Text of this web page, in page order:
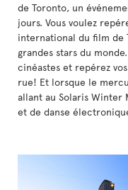
de Toronto, un
jours. Vous voulez
international du film de
grandes stars du
cinéastes et repérez
rue! Et lorsque le
allant au Solaris Winter
et de danse